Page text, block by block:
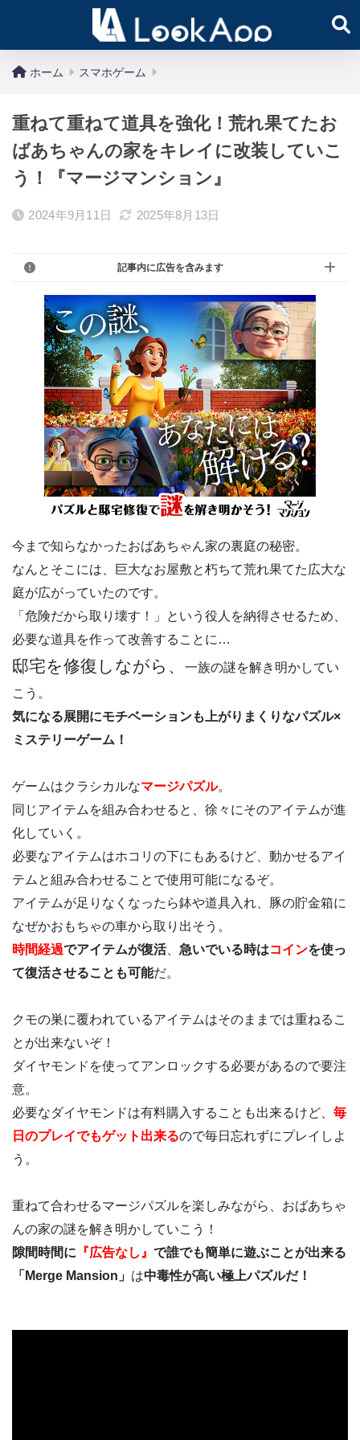
ホーム スマホゲーム
重ねて重ねて道具を強化！荒れ果てたお
ばあちゃんの家をキレイに改装していこ
う！『マージマンション』
2024年9月11日 2025年8月13日
記事内に広告を含みます
今まで知らなかったおばあちゃん家の裏庭の秘密。
なんとそこには、巨大なお屋敷と朽ちて荒れ果てた広大な
庭が広がっていたのです。
「危険だから取り壊す！」という役人を納得させるため、
必要な道具を作って改善することに…
邸宅を修復しながら、
一族の謎を解き明かしてい
こう。
気になる展開にモチベーションも上がりまくりなパズル×
ミステリーゲーム！
ゲームはクラシカルなマージパズル。
同じアイテムを組み合わせると、徐々にそのアイテムが進
化していく。
必要なアイテムはホコリの下にもあるけど、動かせるアイ
テムと組み合わせることで使用可能になるぞ。
アイテムが足りなくなったら鉢や道具入れ、豚の貯金箱に
なぜかおもちゃの車から取り出そう。
時間経過でアイテムが復活、 急いでいる時はコインを使っ
て復活させることも可能だ。
クモの巣に覆われているアイテムはそのままでは重ねるこ
とが出来ないぞ！
ダイヤモンドを使ってアンロックする必要があるので要注
意。
必要なダイヤモンドは有料購入することも出来るけど、 毎
日のプレイでもゲット出来るので毎日忘れずにプレイしよ
う。
重ねて合わせるマージパズルを楽しみながら、おばあちゃ
んの家の謎を解き明かしていこう！
隙間時間に 『広告なし』 で誰でも簡単に遊ぶことが出来る
「‎Merge Mansion」 は中毒性が高い極上パズルだ！